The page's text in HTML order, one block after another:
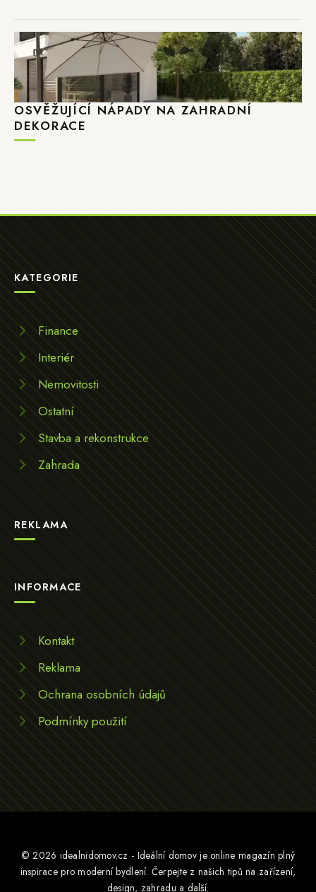
OSVĚŽUJÍCÍ NÁPADY NA ZAHRADNÍ
DEKORACE
KATEGORIE
Finance
Interiér
Nemovitosti
Ostatní
Stavba a rekonstrukce
Zahrada
REKLAMA
INFORMACE
Kontakt
Reklama
Ochrana osobních údajů
Podmínky použití
© 2026 idealnidomov.cz - Ideální domov je online magazín plný
inspirace pro moderní bydlení. Čerpejte z našich tipů na zařízení,
design, zahradu a další.